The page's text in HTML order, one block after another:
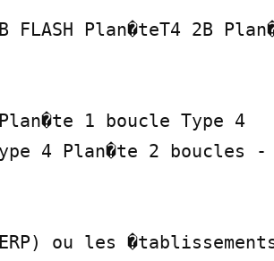
Plan�teT4 2B
1 boucle Type 4
4 Plan�te 2 boucles -
ou les